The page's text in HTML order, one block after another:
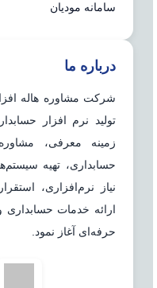
سامانه مودیان
درباره ما
تولید نرم افزار
زمینه معرفی،
حسابداری، تهیه
نیاز نرم‌افزاری،
ارائه خدمات
حرفه‌ای آغاز نمود.